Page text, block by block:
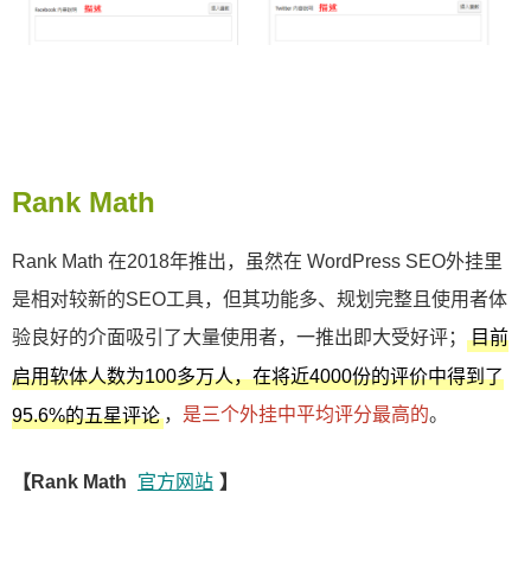
Rank Math
Rank Math 在2018年推出，虽然在 WordPress SEO外挂里
是相对较新的SEO工具，但其功能多、规划完整且使用者体
验良好的介面吸引了大量使用者，一推出即大受好评；
目前
启用软体人数为100多万人，在将近4000份的评价中得到了
95.6%的五星评论 ， 是三个外挂中平均评分最高的。
【Rank Math 官方网站 】